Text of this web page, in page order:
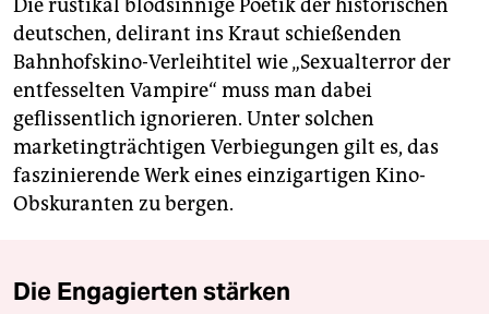
Die rustikal blödsinnige Poetik der historischen
deutschen, delirant ins Kraut schießenden
Bahnhofskino-Verleihtitel wie „Sexualterror der
entfesselten Vampire“ muss man dabei
geflissentlich ignorieren. Unter solchen
marketingträchtigen Verbiegungen gilt es, das
faszinierende Werk eines einzigartigen Kino-
Obskuranten zu bergen.
Die Engagierten stärken